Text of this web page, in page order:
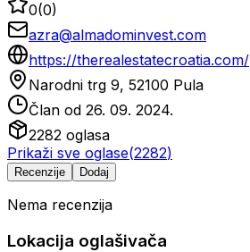
0(0)
azra@almadominvest.com
https://therealestatecroatia.com/
Narodni trg 9, 52100 Pula
Član od 26. 09. 2024.
2282 oglasa
Prikaži sve oglase(2282)
Recenzije Dodaj
Nema recenzija
Lokacija oglašivača